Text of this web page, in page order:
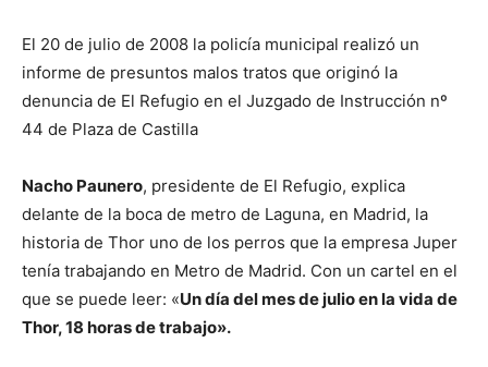
de
El 20 de julio de 2008 la policía municipal realizó un
informe de presuntos malos tratos que originó la
denuncia de El Refugio en el Juzgado de Instrucción nº
44 de Plaza de Castilla
Nacho Paunero, presidente de El Refugio, explica
delante de la boca de metro de Laguna, en Madrid, la
historia de Thor uno de los perros que la empresa Juper
tenía trabajando en Metro de Madrid. Con un cartel en el
que se puede leer: «Un día del mes de julio en la vida de
Thor, 18 horas de trabajo».